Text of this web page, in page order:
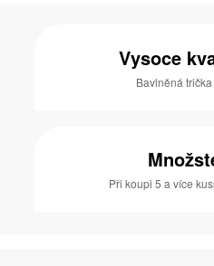
Vysoce
Bavlněná
Při koupi 5 a více